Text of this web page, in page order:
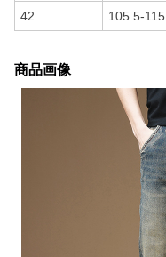
42 105.5-115
商品画像